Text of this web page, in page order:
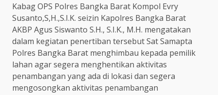
Kabag OPS Polres Bangka Barat Kompol Evry
Susanto,S,H.,S.I.K. seizin Kapolres Bangka Barat
AKBP Agus Siswanto S.H., S.I.K., M.H. mengatakan
dalam kegiatan penertiban tersebut Sat Samapta
Polres Bangka Barat menghimbau kepada pemilik
lahan agar segera menghentikan aktivitas
penambangan yang ada di lokasi dan segera
mengosongkan aktivitas penambangan